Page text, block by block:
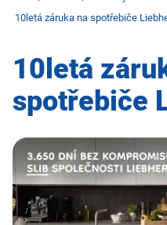
10letá záruka na spotřebiče
10letá
spotřebiče